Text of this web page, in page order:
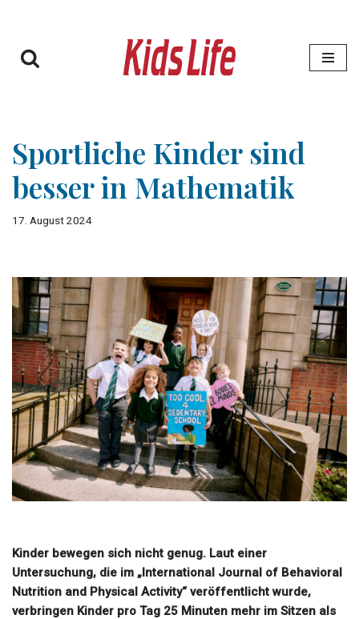
Inhalt
Sportliche Kinder sind
besser in Mathematik
17. August 2024
Kinder bewegen sich nicht genug. Laut einer
Untersuchung, die im „International Journal of Behavioral
Nutrition and Physical Activity“ veröffentlicht wurde,
verbringen Kinder pro Tag 25 Minuten mehr im Sitzen als